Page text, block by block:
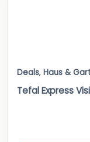
Deals, Haus &
Tefal Express